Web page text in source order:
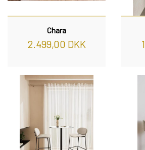
REOLSÆT
Chara
2.499,00 DKK